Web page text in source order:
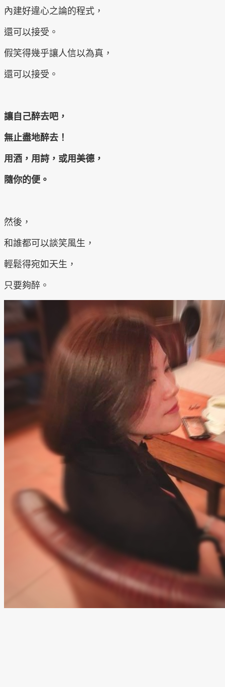
內建好違心之論的程式，
還可以接受。
假笑得幾乎讓人信以為真，
還可以接受。
讓自己醉去吧，
無止盡地醉去！
用酒，用詩，或用美德，
隨你的便。
然後，
和誰都可以談笑風生，
輕鬆得宛如天生，
只要夠醉。